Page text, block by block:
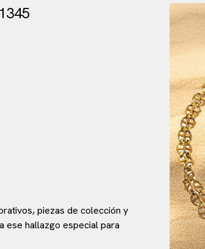
piezas de colección y
ese hallazgo especial para